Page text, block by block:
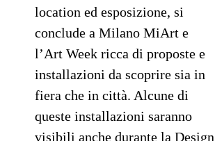
location ed esposizione, si
conclude a Milano MiArt e
l’Art Week ricca di proposte e
installazioni da scoprire sia in
fiera che in città. Alcune di
queste installazioni saranno
visibili anche durante la Design